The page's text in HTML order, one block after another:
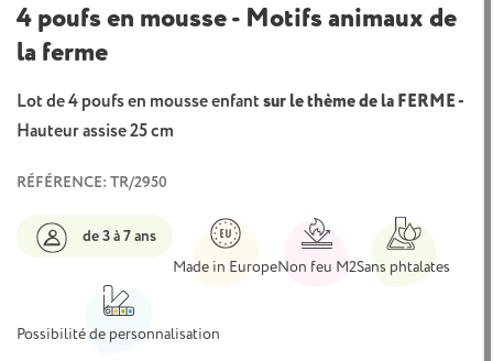
4 poufs en mousse - Motifs animaux de
la ferme
Lot de 4 poufs en mousse enfant sur le thème de la FERME -
Hauteur assise 25 cm
RÉFÉRENCE: TR/2950
de 3 à 7 ans
Made in EuropeNon feu M2Sans phtalates
Possibilité de personnalisation